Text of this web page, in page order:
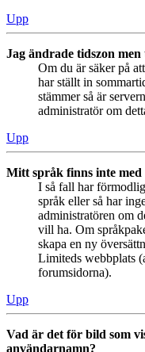
Upp
Jag ändrade tidszon
Om du är säker på
har ställt in
stämmer så är
administratör om
Upp
Mitt språk finns inte med
I så fall har
språk eller så har
administratören om
vill ha. Om
skapa en ny
Limiteds webbplats
forumsidorna).
Upp
Vad är det för bild som
användarnamn?